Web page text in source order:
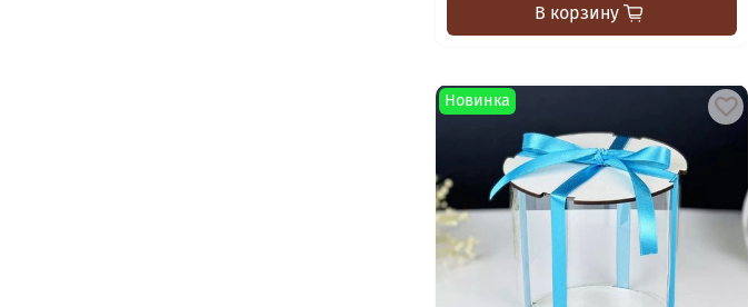
В корзину
Новинка